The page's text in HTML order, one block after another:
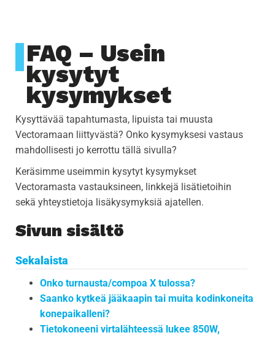
FAQ – Usein
kysytyt
kysymykset
Kysyttävää tapahtumasta, lipuista tai muusta
Vectoramaan liittyvästä? Onko kysymyksesi vastaus
mahdollisesti jo kerrottu tällä sivulla?
Keräsimme useimmin kysytyt kysymykset
Vectoramasta vastauksineen, linkkejä lisätietoihin
sekä yhteystietoja lisäkysymyksiä ajatellen.
Sivun sisältö
Sekalaista
Onko turnausta/compoa X tulossa?
Saanko kytkeä jääkaapin tai muita kodinkoneita
konepaikalleni?
Tietokoneeni virtalähteessä lukee 850W,